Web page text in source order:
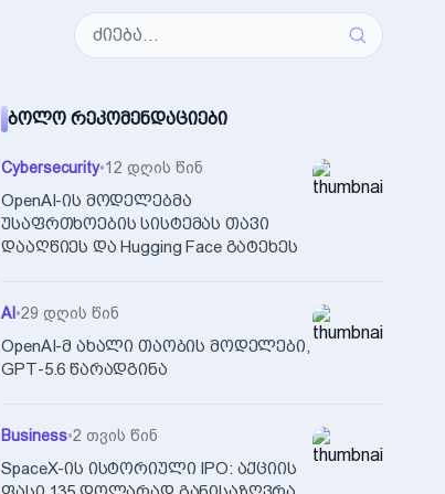
ᲑᲝᲚᲝ ᲠᲔᲙᲝᲛᲔᲜᲓᲐᲪᲘᲔᲑᲘ
Cybersecurity•12 დღის წინ
OpenAI-ის მოდელებმა
უსაფრთხოების სისტემას თავი
დააღწიეს და Hugging Face გატეხეს
AI •29 დღის წინ
OpenAI-მ ახალი თაობის მოდელები,
GPT-5.6 წარადგინა
Business•2 თვის წინ
SpaceX-ის ისტორიული IPO: აქციის